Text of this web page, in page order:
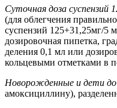
Суточная доза суспензий
(для облегчения
суспензий 125+31,25мг/5
дозировочная пипетка,
деления 0,1 мл или
кольцевыми отметками в
Новорожденные и дети
амоксициллину),